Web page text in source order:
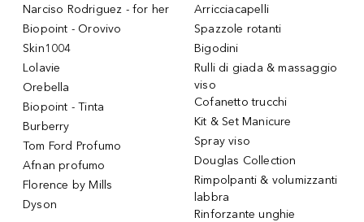
Narciso Rodriguez - for her
Biopoint - Orovivo
Skin1004
Lolavie
Orebella
Biopoint - Tinta
Burberry
Tom Ford Profumo
Afnan profumo
Florence by Mills
Dyson
Arricciacapelli
Spazzole rotanti
Bigodini
Rulli di giada & massaggio
viso
Cofanetto trucchi
Kit & Set Manicure
Spray viso
Douglas Collection
Rimpolpanti & volumizzanti
labbra
Rinforzante unghie